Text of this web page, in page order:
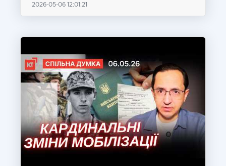
2026-05-06 12:01:21